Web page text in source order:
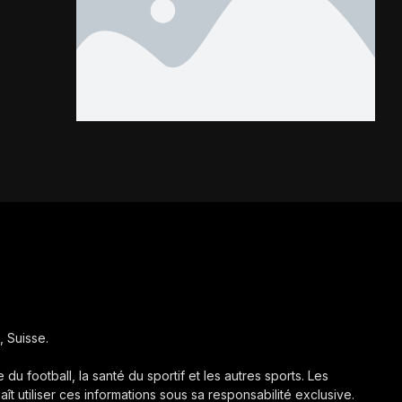
la Coupe CAF.
Les Kondona...
Suisse.
football, la santé du sportif et les autres sports. Les
utiliser ces informations sous sa responsabilité exclusive.